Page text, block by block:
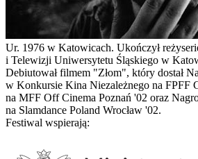
Ur. 1976 w Katowicach. Ukończył
i Telewizji Uniwersytetu Śląskiego w
Debiutował filmem "Złom", który dostał
w Konkursie Kina Niezależnego na FPFF
na MFF Off Cinema Poznań '02 oraz
na Slamdance Poland Wrocław '02.
Festiwal wspierają: